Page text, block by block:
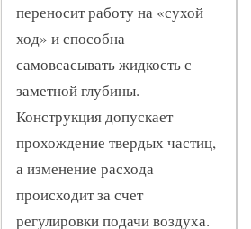
переносит работу на «сухой
ход» и способна
самовсасывать жидкость с
заметной глубины.
Конструкция допускает
прохождение твердых частиц,
а изменение расхода
происходит за счет
регулировки подачи воздуха.